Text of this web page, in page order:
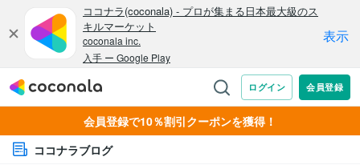
会員登録で10％割引クーポンを獲得！
ココナラブログ